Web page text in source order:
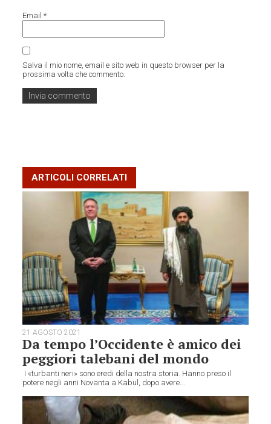
Email*
Salva il mio nome, email e sito web in questo browser per la
prossima volta che commento.
ARTICOLI CORRELATI
21 AGOSTO 2021
Da tempo l’Occidente è amico dei
peggiori talebani del mondo
I «turbanti neri» sono eredi della nostra storia. Hanno preso il
potere negli anni Novanta a Kabul, dopo avere...